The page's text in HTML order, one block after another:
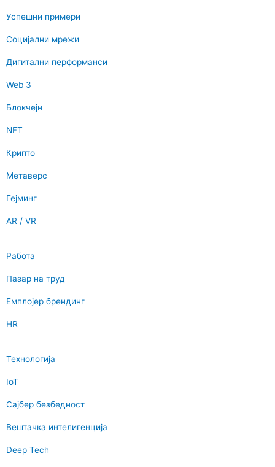
Успешни примери
Социјални мрежи
Дигитални перформанси
Web 3
Блокчејн
NFT
Крипто
Метаверс
Гејминг
AR / VR
Работа
Пазар на труд
Емплојер брендинг
HR
Технологија
IoT
Сајбер безбедност
Вештачка интелигенција
Deep Tech